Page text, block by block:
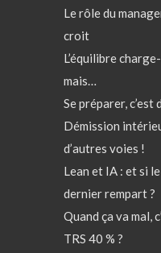
Le rôle du
croit
L’équilibre
mais…
Se préparer, c’est
Démission
d’autres voies !
Lean et IA : et si
dernier rempart ?
Quand ça va mal,
TRS 40 % ?